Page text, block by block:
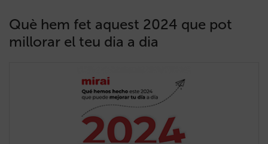
Què hem fet aquest 2024 que pot
millorar el teu dia a dia